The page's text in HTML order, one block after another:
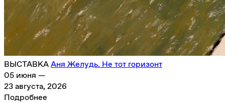
ВЫСТАВКАAня Желудь. Не тот горизонт
05 июня —
23 августа, 2026
Подробнее